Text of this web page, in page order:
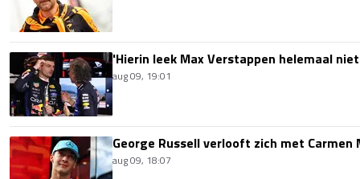
'Hierin leek Max Verstappen helemaal
aug 09, 19:01
George Russell verlooft zich met Carmen
aug 09, 18:07